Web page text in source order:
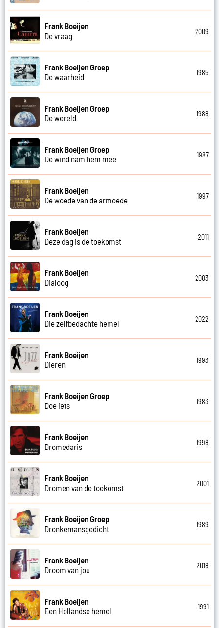
Frank Boeijen
De vraag
2009
Frank Boeijen Groep
De waarheid
1985
Frank Boeijen Groep
De wereld
1988
Frank Boeijen Groep
De wind nam hem mee
1987
Frank Boeijen
De woede van de armoede
1997
Frank Boeijen
Deze dag is de toekomst
2011
Frank Boeijen
Dialoog
2003
Frank Boeijen
Die zelfbedachte hemel
2022
Frank Boeijen
Dieren
1993
Frank Boeijen Groep
Doe iets
1983
Frank Boeijen
Dromedaris
1998
Frank Boeijen
Dromen van de toekomst
2001
Frank Boeijen Groep
Dronkemansgedicht
1989
Frank Boeijen
Droom van jou
2018
Frank Boeijen
Een Hollandse hemel
1991